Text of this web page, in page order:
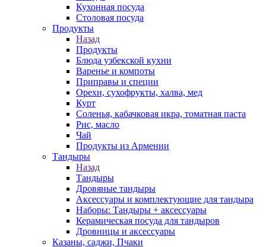
Кухонная посуда
Столовая посуда
Продукты
Назад
Продукты
Блюда узбекской кухни
Варенье и компоты
Приправы и специи
Орехи, сухофрукты, халва, мед
Курт
Соленья, кабачковая икра, томатная паста
Рис, масло
Чай
Продукты из Армении
Тандыры
Назад
Тандыры
Дровяные тандыры
Аксессуары и комплектующие для тандыра
Наборы: Тандыры + аксессуары
Керамическая посуда для тандыров
Дровницы и аксессуары
Казаны, саджи, Пчаки